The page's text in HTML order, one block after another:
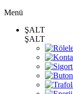
Menü
ŞALT
ŞALT